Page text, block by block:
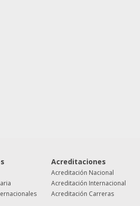
Acreditaciones
Acreditación Nacional
Acreditación Internacional
Acreditación Carreras